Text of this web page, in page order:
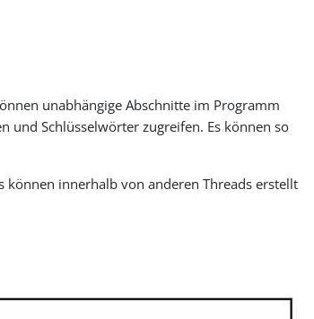
unabhängige Abschnitte im Programm
und Schlüsselwörter zugreifen. Es können so
innerhalb von anderen Threads erstellt